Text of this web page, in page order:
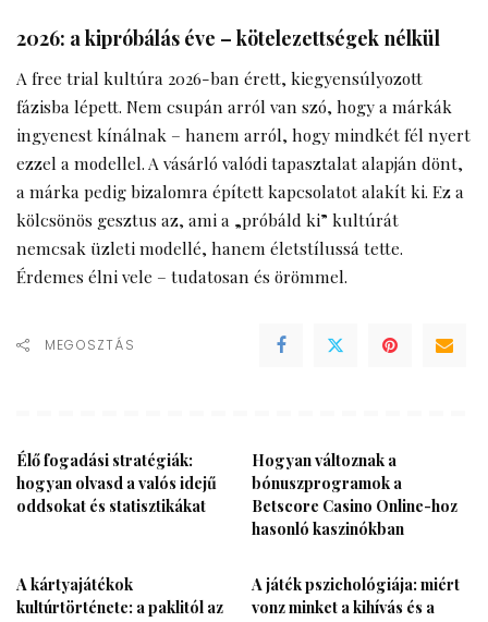
2026: a kipróbálás éve – kötelezettségek nélkül
A free trial kultúra 2026-ban érett, kiegyensúlyozott
fázisba lépett. Nem csupán arról van szó, hogy a márkák
ingyenest kínálnak – hanem arról, hogy mindkét fél nyert
ezzel a modellel. A vásárló valódi tapasztalat alapján dönt,
a márka pedig bizalomra épített kapcsolatot alakít ki. Ez a
kölcsönös gesztus az, ami a „próbáld ki” kultúrát
nemcsak üzleti modellé, hanem életstílussá tette.
Érdemes élni vele – tudatosan és örömmel.
MEGOSZTÁS
Élő fogadási stratégiák:
hogyan olvasd a valós idejű
oddsokat és statisztikákat
Hogyan változnak a
bónuszprogramok a
Betscore Casino Online-hoz
hasonló kaszinókban
A kártyajátékok
kultúrtörténete: a paklitól az
A játék pszichológiája: miért
vonz minket a kihívás és a